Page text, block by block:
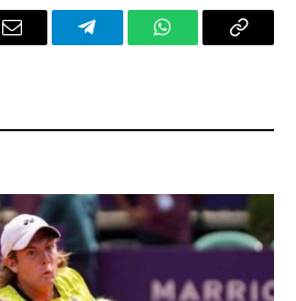
Email TelegramWhatsAppCopy